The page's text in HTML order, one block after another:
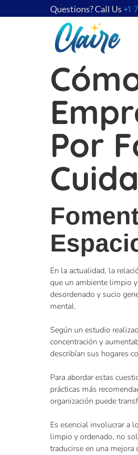
Questions? Call Us +1
Por
En la actualidad, la
que un ambiente limpio
desordenado y sucio
mental.
Según un estudio
concentración y
describían sus hogares
Para abordar estas
prácticas más
organización puede
Es esencial involucrar a
limpio y ordenado, no
traducirse en una